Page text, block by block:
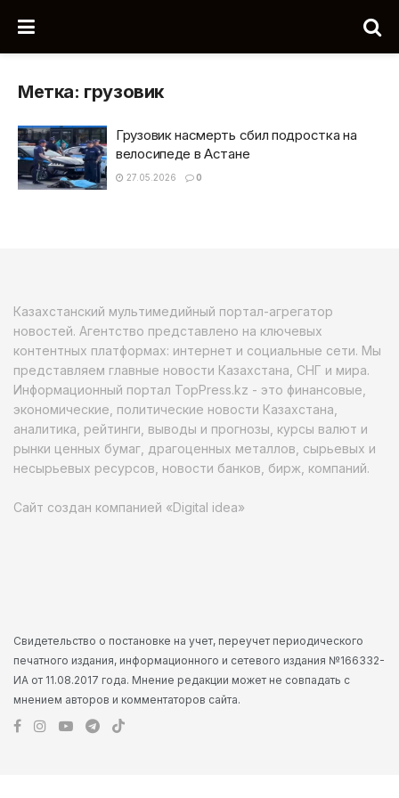
Метка: грузовик
Грузовик насмерть сбил подростка на
велосипеде в Астане
27.05.2026 0
Казахстанский мультимедийный портал-агрегатор
новостей. Агентство представлено на ключевых
контентных платформах: интернет и социальные сети. Мы
представляем главные новости Казахстана, СНГ и мира.
Информационный портал TopPress.kz - это финансовые,
экономические, политические новости Казахстана,
аналитика, рейтинги, выводы и прогнозы, курсы валют и
рынки ценных бумаг, драгоценных металлов, сырьевых и
несырьевых ресурсов, новости банков, бирж, компаний.
Сайт создан компанией «Digital idea»
Свидетельство о постановке на учет, переучет периодического
печатного издания, информационного и сетевого издания №166332-
ИА от 11.08.2017 года. Мнение редакции может не совпадать с
мнением авторов и комментаторов сайта.